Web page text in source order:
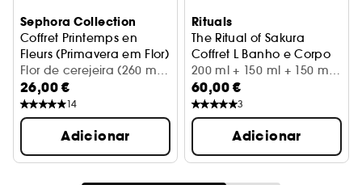
Sephora Collection
Coffret Printemps en
Fleurs (Primavera em Flor)
Kit de cuidados corporais
Flor de cerejeira (260 ml +
(2 x 50) ml + 45 g + 1 un)
26,00 €
14
Adicionar
Rituals
The Ritual of Sakura
Coffret L Banho e Corpo
200 ml + 150 ml + 150 ml
+ 70 ml + 140 g
60,00 €
3
Adicionar